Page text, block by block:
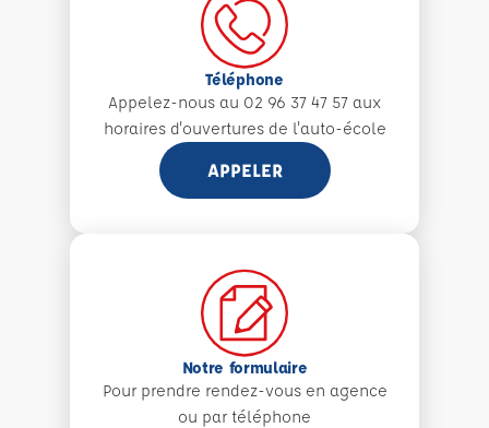
Téléphone
Appelez-nous au 02 96 37 47 57 aux
horaires d'ouvertures de l'auto-école
APPELER
Notre formulaire
Pour prendre rendez-vous en agence
ou par téléphone